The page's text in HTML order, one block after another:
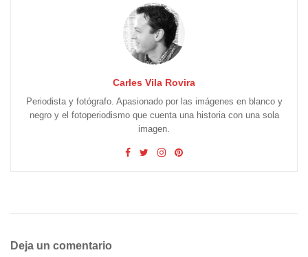
Carles Vila Rovira
Periodista y fotógrafo. Apasionado por las imágenes en blanco y
negro y el fotoperiodismo que cuenta una historia con una sola
imagen.
Deja un comentario